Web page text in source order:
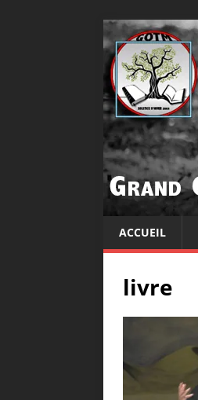
ACCUEIL
livre